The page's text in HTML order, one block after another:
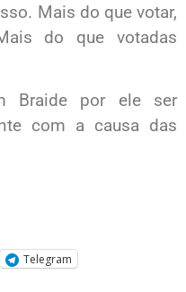
Mais do que votar,
do que votadas
Braide por ele ser
com a causa das
Telegram